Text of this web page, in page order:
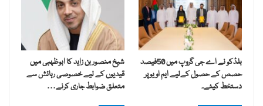
بلڈکو نے اے جی گروپ میں 50فیصد
حصص کے حصول کےلیے ایم او یو پر
دستخط کیئے۔
شیخ منصور بن زاید کا ابوظہبی میں
قیدیوں کے لیے خصوصی رہائش سے
متعلق ضوابط جاری کرنے…